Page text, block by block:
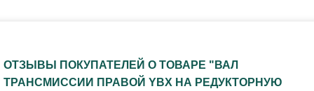
ОТЗЫВЫ ПОКУПАТЕЛЕЙ О ТОВАРЕ "ВАЛ
ТРАНСМИССИИ ПРАВОЙ YBX НА РЕДУКТОРНУЮ